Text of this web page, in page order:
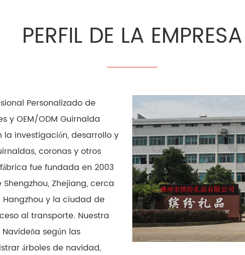
PERFIL DE LA EMPRESA
Personalizado de
yOEM/ODM Guirnalda
la investigación, desarrollo y
coronas y otros
fue fundada en 2003
Zhejiang, cerca
y la ciudad de
al transporte. Nuestra
según las
árboles de navidad,